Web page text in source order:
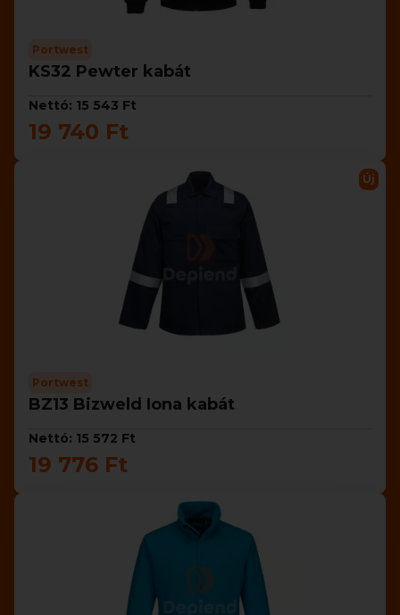
Portwest
KS32 Pewter kabát
Nettó: 15 543 Ft
19 740 Ft
Új
Portwest
BZ13 Bizweld Iona kabát
Nettó: 15 572 Ft
19 776 Ft